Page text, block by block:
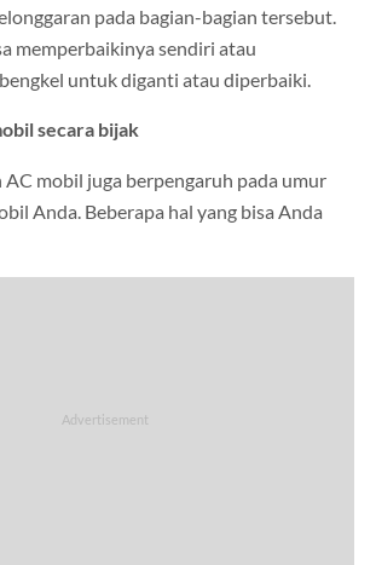
pada bagian-bagian tersebut.
memperbaikinya sendiri atau
untuk diganti atau diperbaiki.
secara bijak
AC mobil juga berpengaruh pada umur
Anda. Beberapa hal yang bisa Anda